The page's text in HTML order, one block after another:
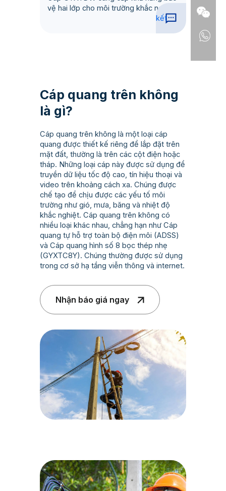
vệ hai lớp cho môi trường khắc nghiệt
kết
Cáp quang trên không
là gì?
Cáp quang trên không là một loại cáp
quang được thiết kế riêng để lắp đặt trên
mặt đất, thường là trên các cột điện hoặc
tháp. Những loại cáp này được sử dụng để
truyền dữ liệu tốc độ cao, tín hiệu thoại và
video trên khoảng cách xa. Chúng được
chế tạo để chịu được các yếu tố môi
trường như gió, mưa, băng và nhiệt độ
khắc nghiệt. Cáp quang trên không có
nhiều loại khác nhau, chẳng hạn như Cáp
quang tự hỗ trợ toàn bộ điện môi (ADSS)
và Cáp quang hình số 8 bọc thép nhẹ
(GYXTC8Y). Chúng thường được sử dụng
trong cơ sở hạ tầng viễn thông và internet.
Nhận báo giá ngay